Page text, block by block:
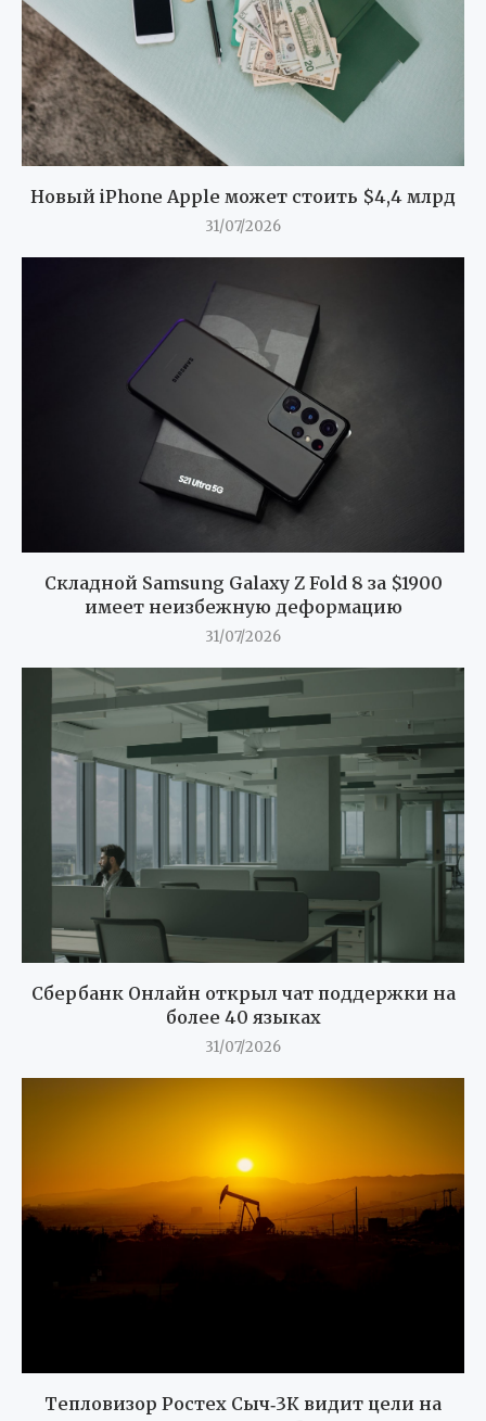
Новый iPhone Apple может стоить $4,4 млрд
31/07/2026
Складной Samsung Galaxy Z Fold 8 за $1900
имеет неизбежную деформацию
31/07/2026
Сбербанк Онлайн открыл чат поддержки на
более 40 языках
31/07/2026
Тепловизор Ростех Сыч‑3К видит цели на